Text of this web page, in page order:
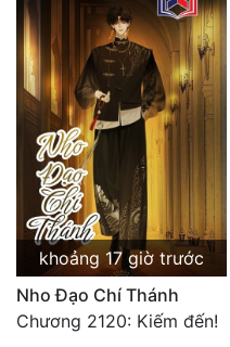
khoảng 17 giờ trước
Nho Đạo Chí Thánh
Chương 2120: Kiếm đến!